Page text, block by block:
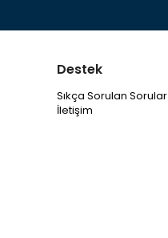
Destek
Sıkça Sorulan Sorular
İletişim